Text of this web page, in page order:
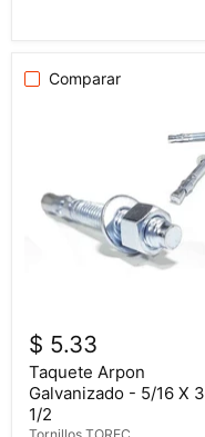
Comparar
$ 5.33
Taquete Arpon
Galvanizado - 5/16 X 3
1/2